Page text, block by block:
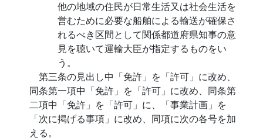
他の地域の住民が日常生活又は社会生活を
営むために必要な船舶による輸送が確保さ
れるべき区間として関係都道府県知事の意
見を聴いて運輸大臣が指定するものをい
う。
第三条の見出し中「免許」を「許可」に改め、
同条第一項中「免許」を「許可」に改め、同条第
二項中「免許」を「許可」に、「事業計画」を
「次に掲げる事項」に改め、同項に次の各号を加
える。